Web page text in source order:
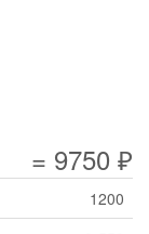
= 9750 ₽
1200